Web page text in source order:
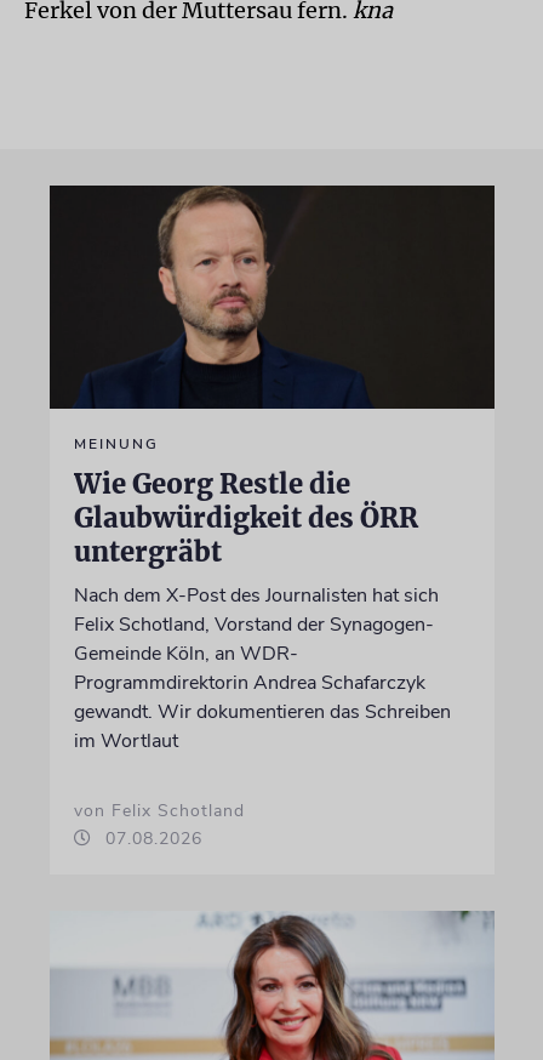
Ferkel von der Muttersau fern. kna
MEINUNG
Wie Georg Restle die
Glaubwürdigkeit des ÖRR
untergräbt
Nach dem X-Post des Journalisten hat sich
Felix Schotland, Vorstand der Synagogen-
Gemeinde Köln, an WDR-
Programmdirektorin Andrea Schafarczyk
gewandt. Wir dokumentieren das Schreiben
im Wortlaut
von Felix Schotland
07.08.2026